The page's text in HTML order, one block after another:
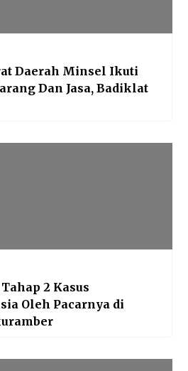
Daerah Minsel Ikuti
Dan Jasa, Badiklat
2 Kasus
Oleh Pacarnya di